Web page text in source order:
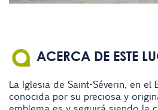
ACERCA DE ESTE
La Iglesia de Saint-Séverin, en el
conocida por su preciosa y